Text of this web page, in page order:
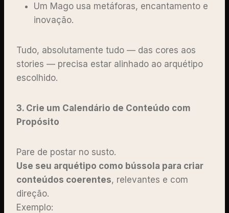
Um Mago usa metáforas, encantamento e
inovação.
Tudo, absolutamente tudo — das cores aos
stories — precisa estar alinhado ao arquétipo
escolhido.
3. Crie um Calendário de Conteúdo com
Propósito
Pare de postar no susto.
Use seu arquétipo como bússola para criar
conteúdos coerentes, relevantes e com
direção.
Exemplo: